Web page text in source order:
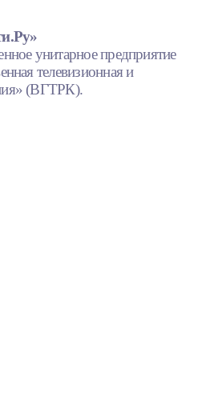
унитарное предприятие
телевизионная и
(ВГТРК).